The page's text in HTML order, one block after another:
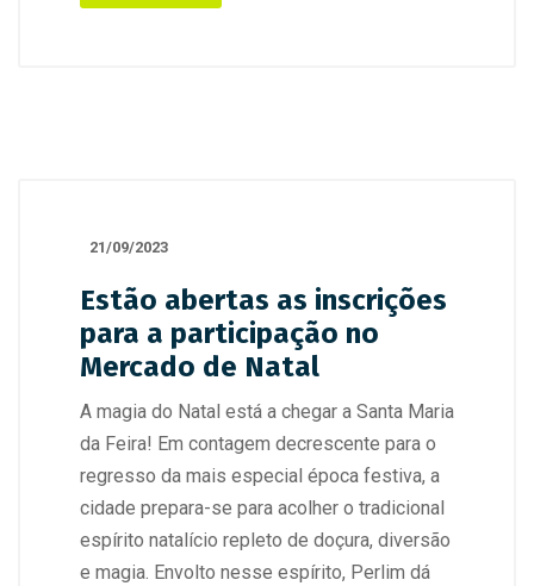
21/09/2023
Estão abertas as inscrições
para a participação no
Mercado de Natal
A magia do Natal está a chegar a Santa Maria
da Feira! Em contagem decrescente para o
regresso da mais especial época festiva, a
cidade prepara-se para acolher o tradicional
espírito natalício repleto de doçura, diversão
e magia. Envolto nesse espírito, Perlim dá